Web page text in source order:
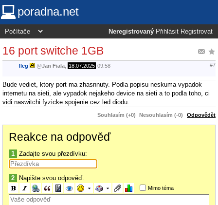
poradna.net
Neregistrovaný Přihlásit Registrovat
16 port switche 1GB
fleg @Jan Fiala 18.07.2025 09:58 #7
Bude vediet, ktory port ma zhasnnuty. Podla popisu neskuma vypadok
internetu na sieti, ale vypadok nejakeho device na sieti a to podla toho, ci
vidi naswitchi fyzicke spojenie cez led diodu.
Souhlasím (+0) Nesouhlasím (-0) Odpovědět
Reakce na odpověď
1 Zadajte svou přezdívku:
2 Napište svou odpověď:
Mimo téma